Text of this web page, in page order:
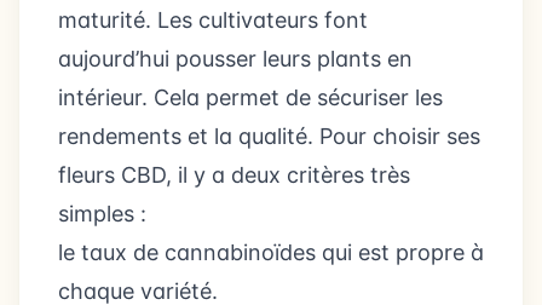
maturité. Les cultivateurs font
aujourd’hui pousser leurs plants en
intérieur. Cela permet de sécuriser les
rendements et la qualité. Pour choisir ses
fleurs CBD, il y a deux critères très
simples :
le taux de cannabinoïdes qui est propre à
chaque variété.